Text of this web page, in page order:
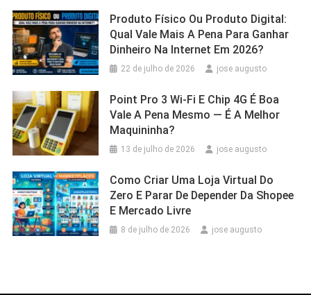
Produto Físico Ou Produto Digital:
Qual Vale Mais A Pena Para Ganhar
Dinheiro Na Internet Em 2026?
22 de julho de 2026 jose augusto
Point Pro 3 Wi‑Fi E Chip 4G É Boa
Vale A Pena Mesmo — É A Melhor
Maquininha?
13 de julho de 2026 jose augusto
Como Criar Uma Loja Virtual Do
Zero E Parar De Depender Da Shopee
E Mercado Livre
8 de julho de 2026 jose augusto